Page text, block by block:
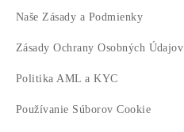
Naše Zásady a Podmienky
Zásady Ochrany Osobných Údajov
Politika AML a KYC
Používanie Súborov Cookie